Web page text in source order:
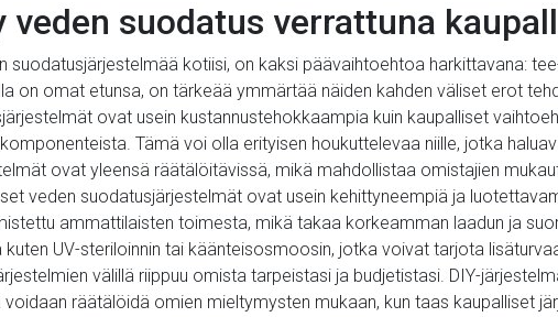
veden suodatus verrattuna
suodatusjärjestelmää kotiisi, on kaksi päävaihtoehtoa harkittavana:
on omat etunsa, on tärkeää ymmärtää näiden kahden väliset erot
ovat usein kustannustehokkaampia kuin kaupalliset
Tämä voi olla erityisen houkuttelevaa niille, jotka
ovat yleensä räätälöitävissä, mikä mahdollistaa omistajien
veden suodatusjärjestelmät ovat usein kehittyneempiä ja
ammattilaisten toimesta, mikä takaa korkeamman laadun ja
kuten UV-steriloinnin tai käänteisosmoosin, jotka voivat tarjota
välillä riippuu omista tarpeistasi ja budjetistasi. DIY-
räätälöidä omien mieltymysten mukaan, kun taas kaupalliset